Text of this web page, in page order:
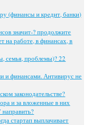
(финансы и крeдит, банки)
значит-? продолжите
на работе, в финансах, в
семья, проблемы)? 22
и финансами. Антивирус не
законодательстве?
и за вложенные в них
направить?
стартап выплачивает